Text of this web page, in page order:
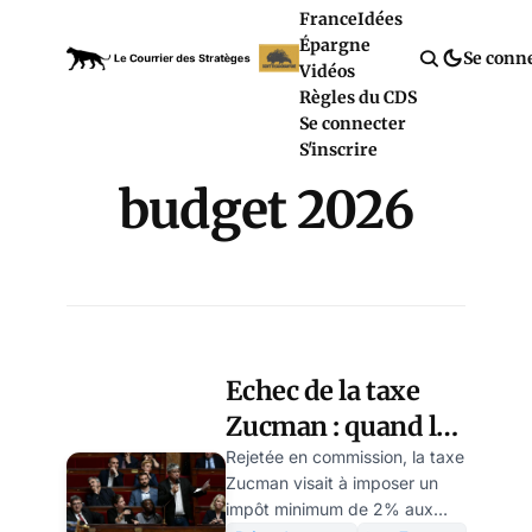
FranceIdées
Épargne
Vidéos
Règles du CDS
Se connecter
S'inscrire
Se
budget 2026
Echec de la taxe
Zucman : quand la
raison économique
l’emporte sur le
Rejetée en commission, la taxe
Zucman visait à imposer un
impôt minimum de 2% aux